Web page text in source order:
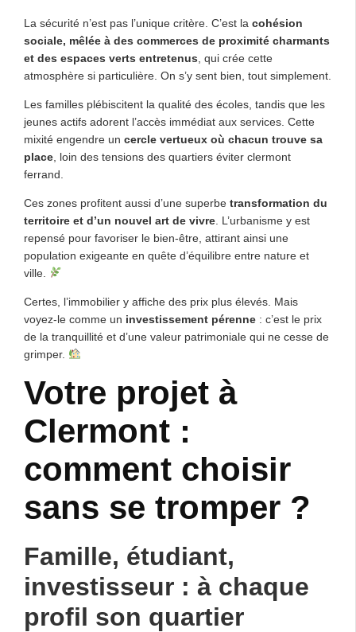
La sécurité n’est pas l’unique critère. C’est la cohésion
sociale, mêlée à des commerces de proximité charmants
et des espaces verts entretenus , qui crée cette
atmosphère si particulière. On s’y sent bien, tout simplement.
Les familles plébiscitent la qualité des écoles, tandis que les
jeunes actifs adorent l’accès immédiat aux services. Cette
mixité engendre un cercle vertueux où chacun trouve sa
place , loin des tensions des quartiers éviter clermont
ferrand.
Ces zones profitent aussi d’une superbe transformation du
territoire et d’un nouvel art de vivre . L’urbanisme y est
repensé pour favoriser le bien-être, attirant ainsi une
population exigeante en quête d’équilibre entre nature et
ville.
Certes, l’immobilier y affiche des prix plus élevés. Mais
voyez-le comme un investissement pérenne : c’est le prix
de la tranquillité et d’une valeur patrimoniale qui ne cesse de
grimper.
Votre projet à
Clermont :
comment choisir
sans se tromper ?
Famille, étudiant,
investisseur : à chaque
profil son quartier